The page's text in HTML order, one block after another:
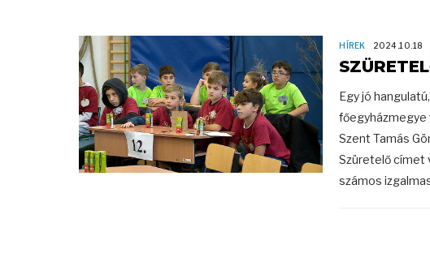
HÍREK 2024.10.18
Egy jó
Szent Tamás
Szüretelő címet
számos